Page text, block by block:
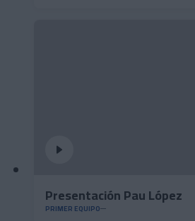
Presentación Pau López
PRIMER EQUIPO